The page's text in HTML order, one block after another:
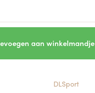
aan winkelmandje
DLSport